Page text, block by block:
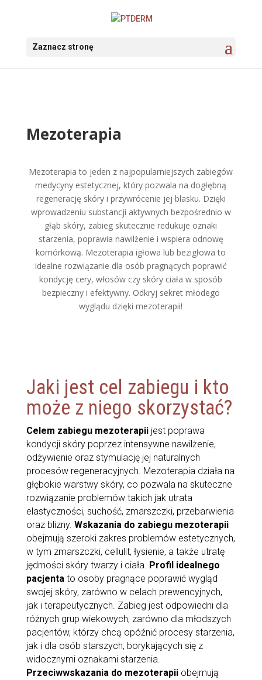
Zaznacz stronę
Mezoterapia
Mezoterapia to jeden z najpopularniejszych zabiegów
medycyny estetycznej, który pozwala na dogłębną
regenerację skóry i przywrócenie jej blasku. Dzięki
wprowadzeniu substancji aktywnych bezpośrednio w
głąb skóry, zabieg skutecznie redukuje oznaki
starzenia, poprawia nawilżenie i wspiera odnowę
komórkową. Mezoterapia igłowa lub bezigłowa to
idealne rozwiązanie dla osób pragnących poprawić
kondycję cery, włosów czy skóry ciała w sposób
bezpieczny i efektywny. Odkryj sekret młodego
wyglądu dzięki mezoterapii!
Jaki jest cel zabiegu i kto
może z niego skorzystać?
Celem zabiegu mezoterapiijest poprawa
kondycji skóry poprzez intensywne nawilżenie,
odżywienie oraz stymulację jej naturalnych
procesów regeneracyjnych. Mezoterapia działa na
głębokie warstwy skóry, co pozwala na skuteczne
rozwiązanie problemów takich jak utrata
elastyczności, suchość, zmarszczki, przebarwienia
oraz blizny. Wskazania do zabiegu mezoterapii
obejmują szeroki zakres problemów estetycznych,
w tym zmarszczki, cellulit, łysienie, a także utratę
jędrności skóry twarzy i ciała. Profil idealnego
pacjentato osoby pragnące poprawić wygląd
swojej skóry, zarówno w celach prewencyjnych,
jak i terapeutycznych. Zabieg jest odpowiedni dla
różnych grup wiekowych, zarówno dla młodszych
pacjentów, którzy chcą opóźnić procesy starzenia,
jak i dla osób starszych, borykających się z
widocznymi oznakami starzenia.
Przeciwwskazania do mezoterapiiobejmują